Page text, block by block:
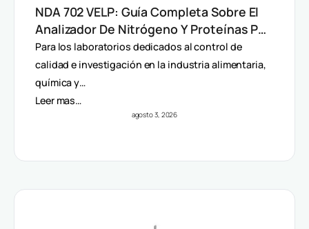
NDA 702 VELP: Guía Completa Sobre El
Analizador De Nitrógeno Y Proteínas Por
Método Dumas
Para los laboratorios dedicados al control de
calidad e investigación en la industria alimentaria,
química y…
Leer mas…
agosto 3, 2026